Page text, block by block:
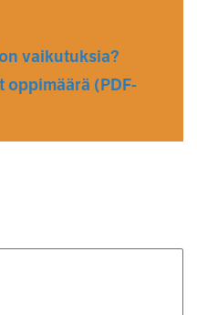
vaikutuksia?
oppimäärä (PDF-